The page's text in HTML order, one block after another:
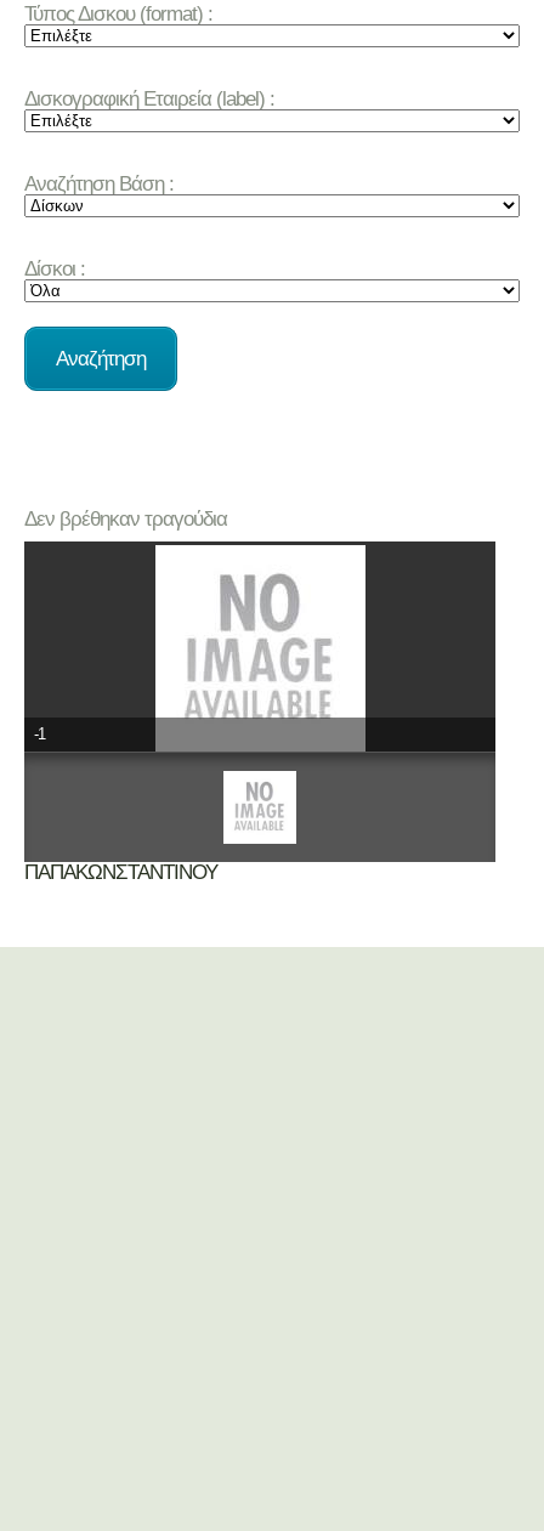
Τύπος Δισκου (format) :
Δισκογραφική Εταιρεία (label) :
Αναζήτηση Βάση :
Δίσκοι :
Δεν βρέθηκαν τραγούδια
-1
ΠΑΠΑΚΩΝΣΤΑΝΤΙΝΟΥ